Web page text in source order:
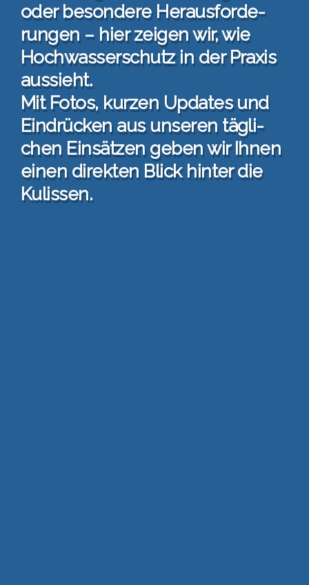
oder beson­de­re Her­aus­for­de­
run­gen – hier zei­gen wir, wie
Hoch­was­ser­schutz in der Pra­xis
aus­sieht.
Mit Fotos, kur­zen Updates und
Ein­drü­cken aus unse­ren täg­li­
chen Ein­sät­zen geben wir Ihnen
einen direk­ten Blick hin­ter die
Kulis­sen.